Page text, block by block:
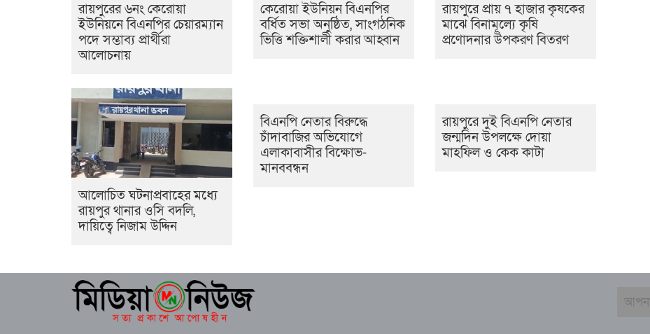
রায়পুরের ৬নং কেরোয়া
ইউনিয়নে বিএনপির চেয়ারম্যান
পদে সম্ভাব্য প্রার্থীরা
আলোচনায়
কেরোয়া ইউনিয়ন বিএনপির
বর্ধিত সভা অনুষ্ঠিত, সাংগঠনিক
ভিত্তি শক্তিশালী করার আহ্বান
রায়পুরে প্রায় ৭ হাজার কৃষকের
মাঝে বিনামূল্যে কৃষি
প্রণোদনার উপকরণ বিতরণ
আলোচিত ঘটনাপ্রবাহের মধ্যে
রায়পুর থানার ওসি বদলি,
দায়িত্বে নিজাম উদ্দিন
বিএনপি নেতার বিরুদ্ধে
চাঁদাবাজির অভিযোগে
এলাকাবাসীর বিক্ষোভ-
মানববন্ধন
রায়পুরে দুই বিএনপি নেতার
জন্মদিন উপলক্ষে দোয়া
মাহফিল ও কেক কাটা